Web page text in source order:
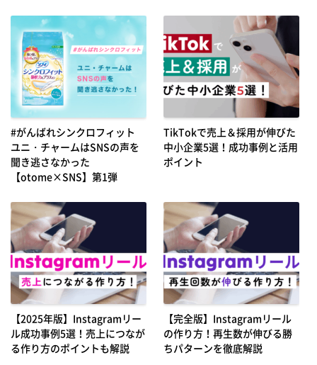
#がんばれシンクロフィット
ユニ・チャームはSNSの声を
聞き逃さなかった
【otome×SNS】第1弾
TikTokで売上＆採用が伸びた
中小企業5選！成功事例と活用
ポイント
【2025年版】Instagramリー
ル成功事例5選！売上につなが
る作り方のポイントも解説
【完全版】Instagramリール
の作り方！再生数が伸びる勝
ちパターンを徹底解説